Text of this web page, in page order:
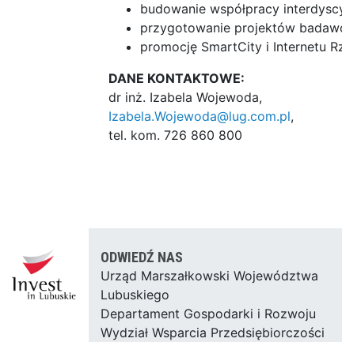
budowanie współpracy
przygotowanie projektów
promocję SmartCity i Internetu
DANE KONTAKTOWE:
dr inż. Izabela Wojewoda,
Izabela.Wojewoda@lug.com.pl,
tel. kom. 726 860 800
ODWIEDŹ NAS
Urząd Marszałkowski Województwa
Lubuskiego
Departament Gospodarki i Rozwoju
Wydział Wsparcia Przedsiębiorczości